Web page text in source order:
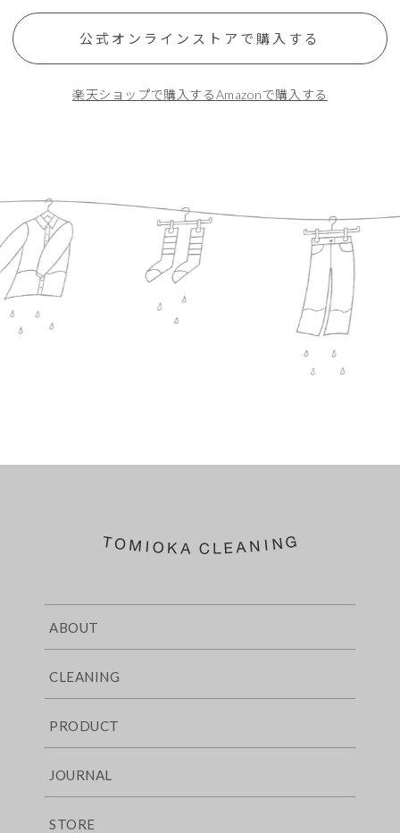
公式オンラインストアで購入する
楽天ショップで購入するAmazonで購入する
ABOUT
CLEANING
PRODUCT
JOURNAL
STORE